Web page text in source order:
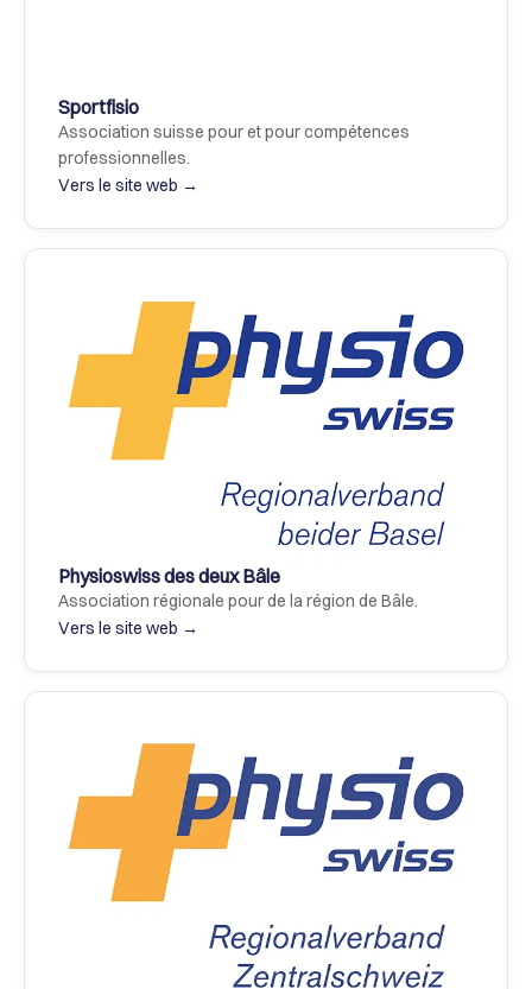
Sportfisio
Association suisse pour et pour compétences
professionnelles.
Vers le site web →
Physioswiss des deux Bâle
Association régionale pour de la région de Bâle.
Vers le site web →